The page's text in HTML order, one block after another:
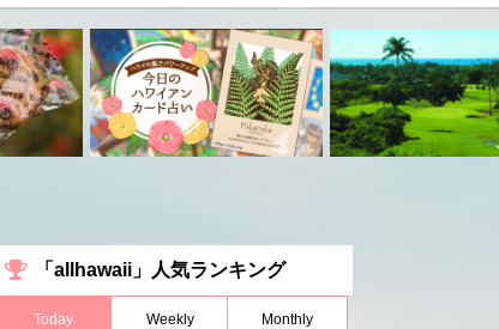
）
ー
「allhawaii」人気ランキング
Today Weekly Monthly